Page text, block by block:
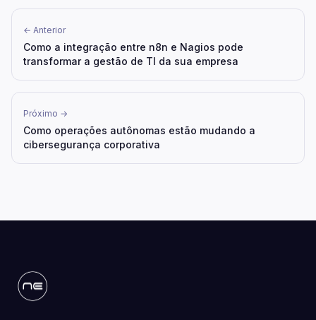
← Anterior
Como a integração entre n8n e Nagios pode
transformar a gestão de TI da sua empresa
Próximo →
Como operações autônomas estão mudando a
cibersegurança corporativa